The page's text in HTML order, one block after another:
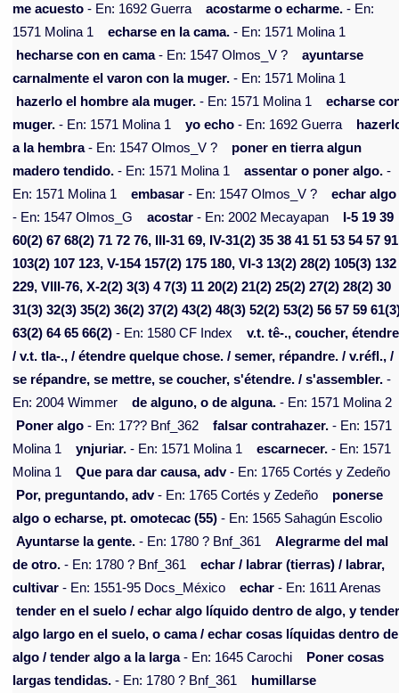
me acuesto - En: 1692 Guerra acostarme o echarme. - En:
1571 Molina 1
echarse en la cama. - En: 1571 Molina 1
hecharse con en cama- En: 1547 Olmos_V ?
ayuntarse
carnalmente el varon con la muger. - En: 1571 Molina 1
hazerlo el hombre ala muger. - En: 1571 Molina 1
echarse
muger. - En: 1571 Molina 1 yo echo - En: 1692 Guerra
a la hembra- En: 1547 Olmos_V ?
poner en tierra algun
madero tendido. - En: 1571 Molina 1 assentar o poner algo. -
En: 1571 Molina 1
embasar - En: 1547 Olmos_V ?
echar algo
- En: 1547 Olmos_G
acostar - En: 2002 Mecayapan
I-5 19 39
60(2) 67 68(2) 71 72 76, III-31 69, IV-31(2) 35 38 41 51 53 54 57 91
103(2) 107 123, V-154 157(2) 175 180, VI-3 13(2) 28(2) 105(3) 132
229, VIII-76, X-2(2) 3(3) 4 7(3) 11 20(2) 21(2) 25(2) 27(2) 28(2) 30
31(3) 32(3) 35(2) 36(2) 37(2) 43(2) 48(3) 52(2) 53(2) 56 57 59
63(2) 64 65 66(2) - En: 1580 CF Index
v.t. tê-., coucher,
/ v.t. tla-., / étendre quelque chose. / semer, répandre. / v.réfl., /
se répandre, se mettre, se coucher, s'étendre. / s'assembler. -
En: 2004 Wimmer
de alguno, o de alguna. - En: 1571 Molina 2
Poner algo - En: 17?? Bnf_362 falsar contrahazer. - En: 1571
Molina 1
ynjuriar. - En: 1571 Molina 1 escarnecer. - En: 1571
Molina 1
Que para dar causa, adv- En: 1765 Cortés y Zedeño
Por, preguntando, adv- En: 1765 Cortés y Zedeño
ponerse
algo o echarse, pt. omotecac (55) - En: 1565 Sahagún Escolio
Ayuntarse la gente. - En: 1780 ? Bnf_361
Alegrarme del mal
de otro. - En: 1780 ? Bnf_361
echar / labrar (tierras) / labrar,
cultivar - En: 1551-95 Docs_México echar - En: 1611 Arenas
tender en el suelo / echar algo líquido dentro de algo, y
algo largo en el suelo, o cama / echar cosas líquidas dentro de
algo / tender algo a la larga- En: 1645 Carochi
Poner cosas
largas tendidas. - En: 1780 ? Bnf_361
humillarse